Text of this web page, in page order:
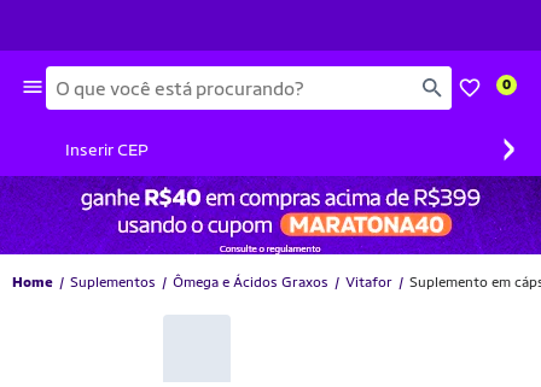
Busca 0
Inserir CEP ›
Home Suplementos Ômega e Ácidos Graxos Vitafor Suplemento em
-17% OFF